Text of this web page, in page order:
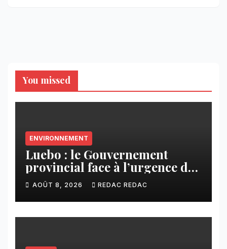
You missed
ENVIRONNEMENT
Luebo : le Gouvernement
provincial face à l’urgence des
érosions qui menacent la cité
AOÛT 8, 2026 REDAC REDAC